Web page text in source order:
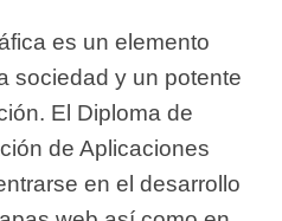
es un elemento
sociedad y un potente
El Diploma de
de Aplicaciones
en el desarrollo